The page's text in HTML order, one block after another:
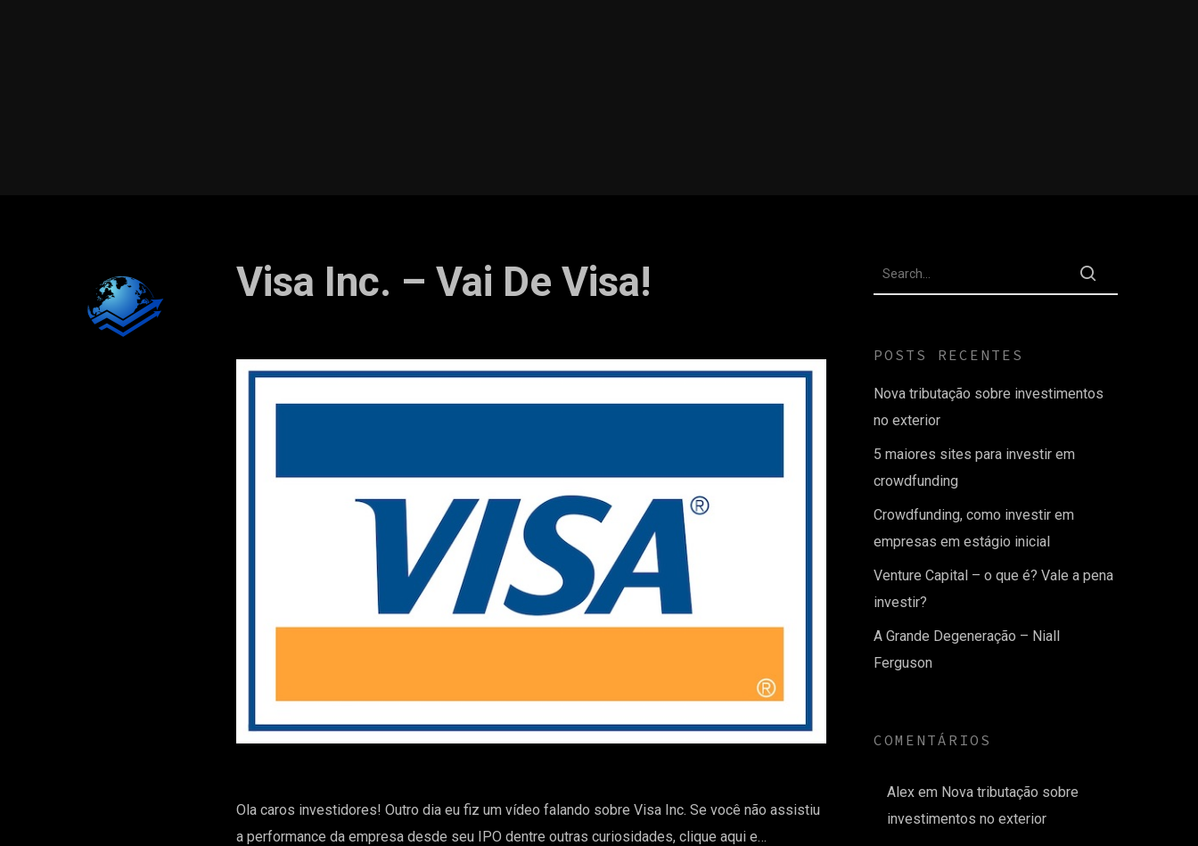
Visa Inc. – Vai De Visa!
Ola caros investidores! Outro dia eu fiz um vídeo falando sobre Visa Inc. Se você não assistiu
a performance da empresa desde seu IPO dentre outras curiosidades, clique aqui e…
POSTS RECENTES
Nova tributação sobre investimentos
no exterior
5 maiores sites para investir em
crowdfunding
Crowdfunding, como investir em
empresas em estágio inicial
Venture Capital – o que é? Vale a pena
investir?
A Grande Degeneração – Niall
Ferguson
COMENTÁRIOS
Alex em Nova tributação sobre
investimentos no exterior